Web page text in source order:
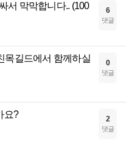
서 막막합니다.. (100
6
댓글
목길드에서 함께하실
0
댓글
요? 2
댓글